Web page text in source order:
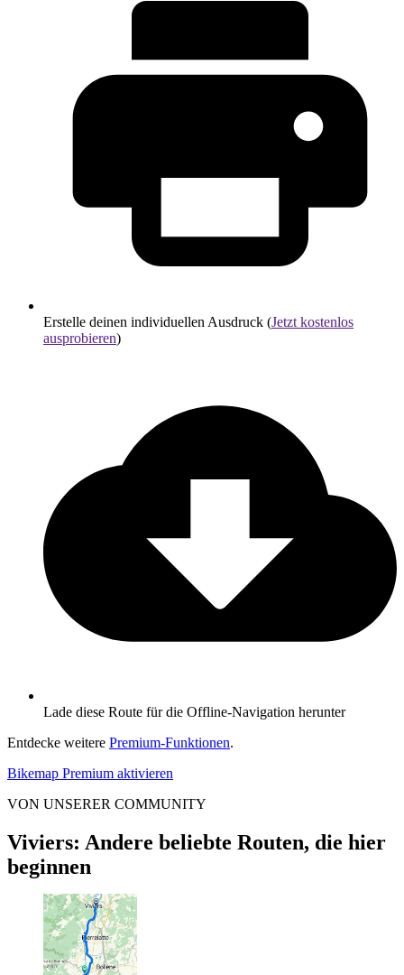
Erstelle deinen individuellen Ausdruck (Jetzt kostenlos
ausprobieren)
Lade diese Route für die Offline-Navigation herunter
Entdecke weitere Premium-Funktionen.
Bikemap Premium aktivieren
VON UNSERER COMMUNITY
Viviers: Andere beliebte Routen, die hier
beginnen